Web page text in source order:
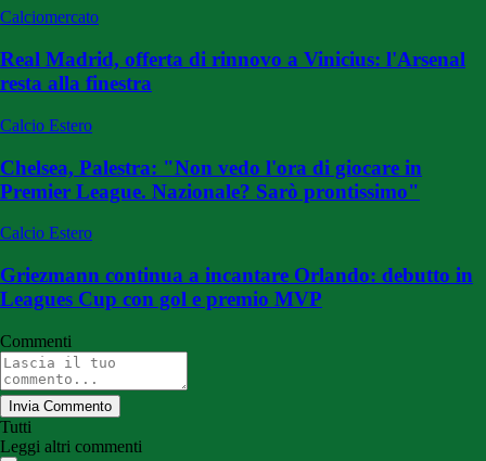
Calciomercato
Real Madrid, offerta di rinnovo a Vinicius: l'Arsenal
resta alla finestra
Calcio Estero
Chelsea, Palestra: "Non vedo l'ora di giocare in
Premier League. Nazionale? Sarò prontissimo"
Calcio Estero
Griezmann continua a incantare Orlando: debutto in
Leagues Cup con gol e premio MVP
Commenti
Invia Commento
Tutti
Leggi altri commenti